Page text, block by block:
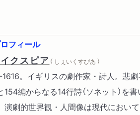
フィール
クスピア （ しぇいくすぴあ ）
。イギリスの劇作家・詩人。悲
154編からなる14行詩（ソネット）を
演劇的世界観・人間像は現代におい